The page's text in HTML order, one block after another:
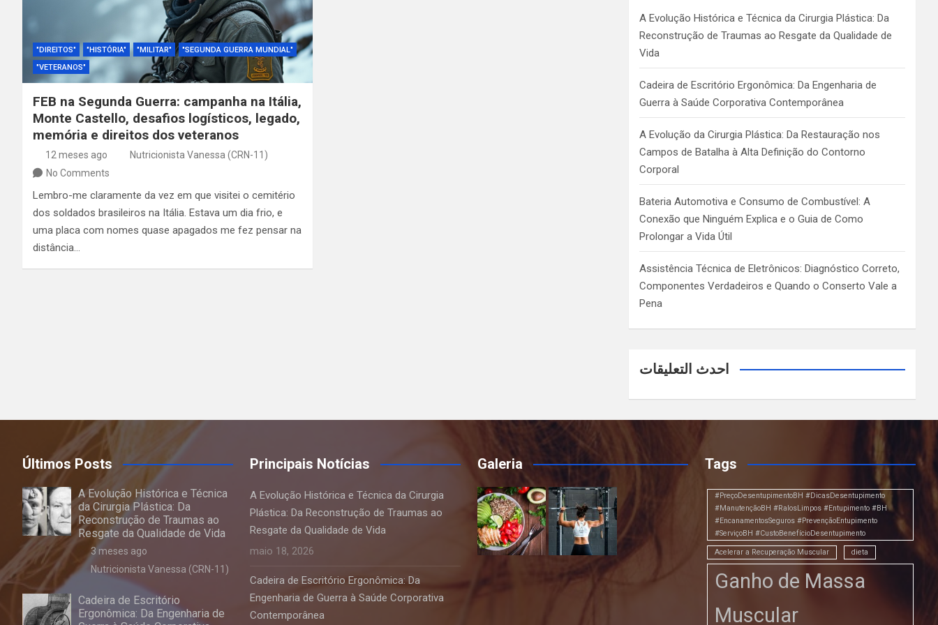
"DIREITOS" "HISTÓRIA" "MILITAR"
"SEGUNDA GUERRA MUNDIAL"
"VETERANOS"
FEB na Segunda Guerra: campanha na Itália,
Monte Castello, desafios logísticos, legado,
memória e direitos dos veteranos
12 meses ago
Nutricionista Vanessa (CRN-11)
No Comments
Lembro-me claramente da vez em que visitei o cemitério
dos soldados brasileiros na Itália. Estava um dia frio, e
uma placa com nomes quase apagados me fez pensar na
distância…
A Evolução Histórica e Técnica da Cirurgia Plástica: Da
Reconstrução de Traumas ao Resgate da Qualidade de
Vida
Cadeira de Escritório Ergonômica: Da Engenharia de
Guerra à Saúde Corporativa Contemporânea
A Evolução da Cirurgia Plástica: Da Restauração nos
Campos de Batalha à Alta Definição do Contorno
Corporal
Bateria Automotiva e Consumo de Combustível: A
Conexão que Ninguém Explica e o Guia de Como
Prolongar a Vida Útil
Assistência Técnica de Eletrônicos: Diagnóstico Correto,
Componentes Verdadeiros e Quando o Conserto Vale a
Pena
احدث التعليقات
Últimos Posts
A Evolução Histórica e Técnica
da Cirurgia Plástica: Da
Reconstrução de Traumas ao
Resgate da Qualidade de Vida
3 meses ago
Nutricionista Vanessa (CRN-11)
Cadeira de Escritório
Ergonômica: Da Engenharia de
Principais Notícias
A Evolução Histórica e Técnica da Cirurgia
Plástica: Da Reconstrução de Traumas ao
Resgate da Qualidade de Vida
maio 18, 2026
Cadeira de Escritório Ergonômica: Da
Engenharia de Guerra à Saúde Corporativa
Contemporânea
Galeria Tags
#PreçoDesentupimentoBH #DicasDesentupimento
#ManutençãoBH #RalosLimpos #Entupimento #BH
#EncanamentosSeguros #PrevençãoEntupimento
#ServiçoBH #CustoBenefícioDesentupimento
Acelerar a Recuperação Muscular dieta
Ganho de Massa
Muscular